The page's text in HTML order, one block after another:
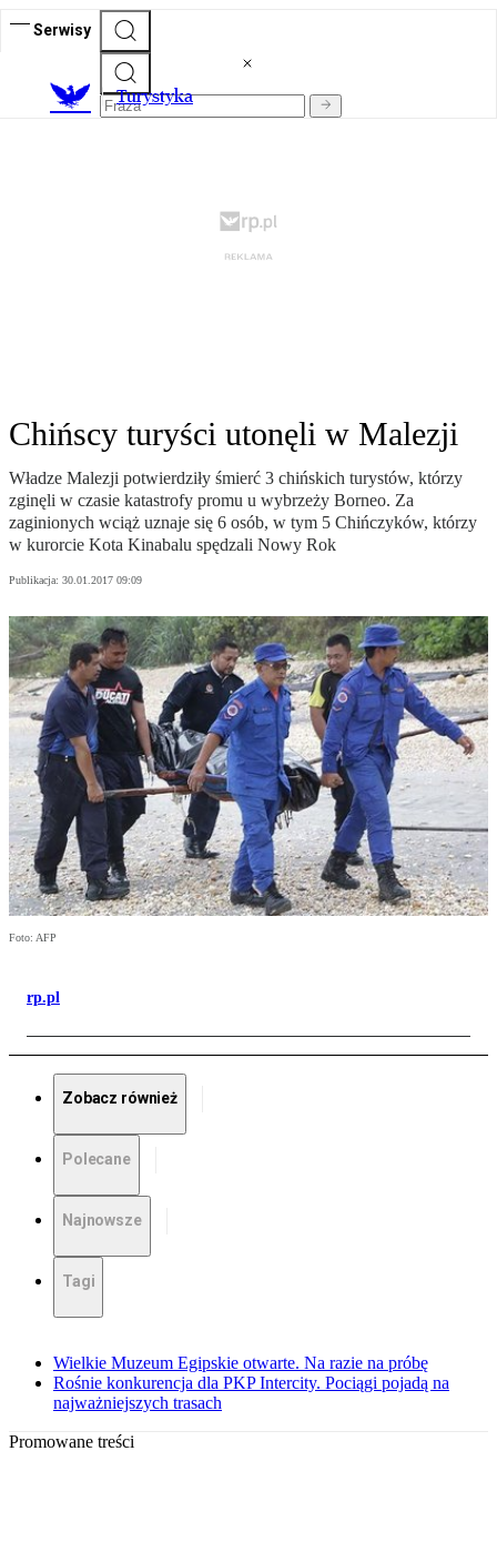
Serwisy
Turystyka
Chińscy turyści utonęli w Malezji
Władze Malezji potwierdziły śmierć 3 chińskich turystów, którzy
zginęli w czasie katastrofy promu u wybrzeży Borneo. Za
zaginionych wciąż uznaje się 6 osób, w tym 5 Chińczyków, którzy
w kurorcie Kota Kinabalu spędzali Nowy Rok
Publikacja: 30.01.2017 09:09
Foto: AFP
rp.pl
Zobacz również
Polecane
Najnowsze
Tagi
Wielkie Muzeum Egipskie otwarte. Na razie na próbę
Rośnie konkurencja dla PKP Intercity. Pociągi pojadą na
najważniejszych trasach
Promowane treści